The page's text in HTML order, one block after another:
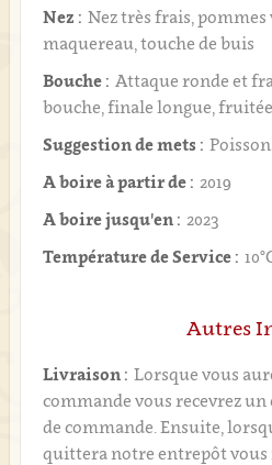
Nez : Nez très frais, pommes
maquereau, touche de buis
Bouche : Attaque ronde et
bouche, finale longue,
Suggestion de mets :
A boire à partir de : 2019
A boire jusqu'en : 2023
Température de Service :
Autres
Livraison : Lorsque vous
commande vous recevrez
de commande. Ensuite,
quittera notre entrepôt vous